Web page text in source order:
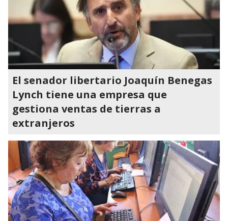
El senador libertario Joaquín Benegas
Lynch tiene una empresa que
gestiona ventas de tierras a
extranjeros